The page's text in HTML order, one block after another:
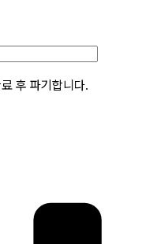
후 파기합니다.